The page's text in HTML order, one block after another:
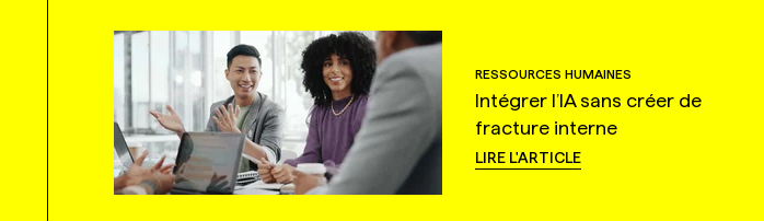
RESSOURCES HUMAINES
Intégrer l’IA sans créer de
fracture interne
LIRE L'ARTICLE